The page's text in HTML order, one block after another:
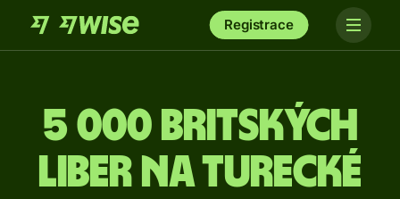
Registrace
5 000 britských
liber na turecké